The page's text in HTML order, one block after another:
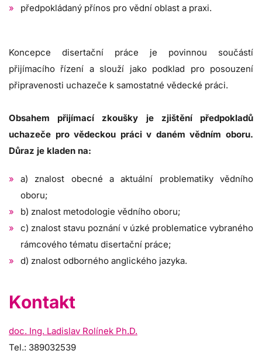
předpokládaný přínos pro vědní oblast a praxi.
Koncepce disertační práce je povinnou součástí
přijímacího řízení a slouží jako podklad pro posouzení
připravenosti uchazeče k samostatné vědecké práci.
Obsahem přijímací zkoušky je zjištění předpokladů
uchazeče pro vědeckou práci v daném vědním oboru.
Důraz je kladen na:
a) znalost obecné a aktuální problematiky vědního
oboru;
b) znalost metodologie vědního oboru;
c) znalost stavu poznání v úzké problematice vybraného
rámcového tématu disertační práce;
d) znalost odborného anglického jazyka.
Kontakt
doc. Ing. Ladislav Rolínek Ph.D.
Tel.: 389032539